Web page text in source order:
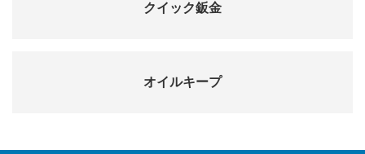
クイック鈑金
オイルキープ